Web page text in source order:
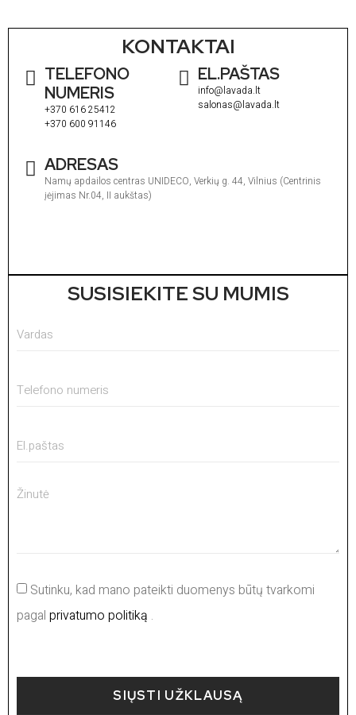
KONTAKTAI
TELEFONO
NUMERIS
+370 616 25412
+370 600 91146
EL.PAŠTAS
info@lavada.lt
salonas@lavada.lt
ADRESAS
Namų apdailos centras UNIDECO, Verkių g. 44, Vilnius (Centrinis
įėjimas Nr.04, II aukštas)
SUSISIEKITE SU MUMIS
Sutinku, kad mano pateikti duomenys būtų tvarkomi
pagal privatumo politiką .
SIŲSTI UŽKLAUSĄ